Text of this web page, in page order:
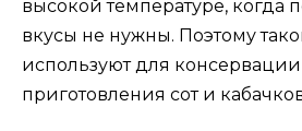
высокой температуре, когда
вкусы не нужны. Поэтому
используют для консервации
приготовления сот и